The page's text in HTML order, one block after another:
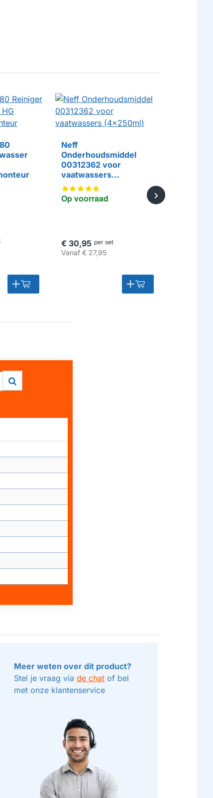
Op voorraad
Neff
Onderhoudsmiddel
00312362 voor
vaatwassers
(4x250ml)
€ 30,95 per set
Vanaf€ 27,95
Meer weten over dit product?
Stel je vraag viade chat of bel
met onze klantenservice